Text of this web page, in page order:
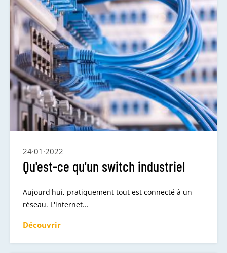
24·01·2022
Qu'est-ce qu'un switch industriel
Aujourd'hui, pratiquement tout est connecté à un
réseau. L'internet...
Découvrir